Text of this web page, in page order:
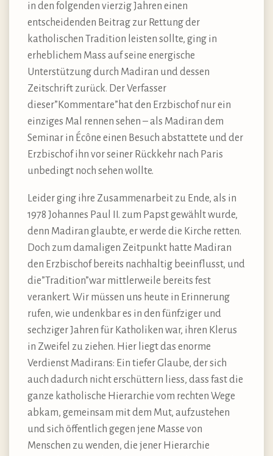
in den folgenden vierzig Jahren einen
entscheidenden Beitrag zur Rettung der
katholischen Tradition leisten sollte, ging in
erheblichem Mass auf seine energische
Unterstützung durch Madiran und dessen
Zeitschrift zurück. Der Verfasser
dieser”Kommentare”hat den Erzbischof nur ein
einziges Mal rennen sehen – als Madiran dem
Seminar in Écône einen Besuch abstattete und der
Erzbischof ihn vor seiner Rückkehr nach Paris
unbedingt noch sehen wollte.
Leider ging ihre Zusammenarbeit zu Ende, als in
1978 Johannes Paul II. zum Papst gewählt wurde,
denn Madiran glaubte, er werde die Kirche retten.
Doch zum damaligen Zeitpunkt hatte Madiran
den Erzbischof bereits nachhaltig beeinflusst, und
die”Tradition”war mittlerweile bereits fest
verankert. Wir müssen uns heute in Erinnerung
rufen, wie undenkbar es in den fünfziger und
sechziger Jahren für Katholiken war, ihren Klerus
in Zweifel zu ziehen. Hier liegt das enorme
Verdienst Madirans: Ein tiefer Glaube, der sich
auch dadurch nicht erschüttern liess, dass fast die
ganze katholische Hierarchie vom rechten Wege
abkam, gemeinsam mit dem Mut, aufzustehen
und sich öffentlich gegen jene Masse von
Menschen zu wenden, die jener Hierarchie